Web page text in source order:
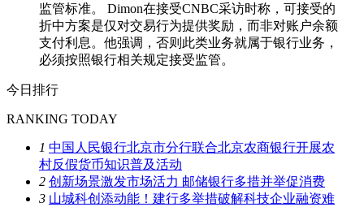
监管标准。 Dimon在接受CNBC采访时称，可接受的
折中方案是仅对交易行为提供奖励，而非对账户余额
支付利息。他强调，否则此类业务就属于银行业务，
必须按照银行相关规定接受监管。
今日排行
RANKING TODAY
1 中国人民银行北京市分行联合北京农商银行开展农
村反假货币知识普及活动
2 创新场景激发市场活力 邮储银行多措并举促消费
3 山城科创添动能！建行多举措破解科技企业融资难